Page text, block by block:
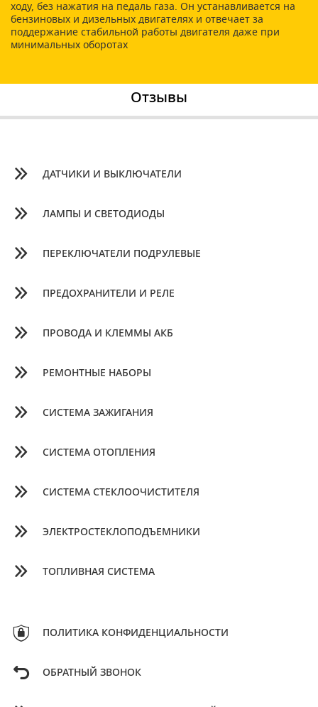
ходу, без нажатия на педаль газа. Он устанавливается на
бензиновых и дизельных двигателях и отвечает за
поддержание стабильной работы двигателя даже при
минимальных оборотах
Отзывы
ДАТЧИКИ И ВЫКЛЮЧАТЕЛИ
ЛАМПЫ И СВЕТОДИОДЫ
ПЕРЕКЛЮЧАТЕЛИ ПОДРУЛЕВЫЕ
ПРЕДОХРАНИТЕЛИ И РЕЛЕ
ПРОВОДА И КЛЕММЫ АКБ
РЕМОНТНЫЕ НАБОРЫ
СИСТЕМА ЗАЖИГАНИЯ
СИСТЕМА ОТОПЛЕНИЯ
СИСТЕМА СТЕКЛООЧИСТИТЕЛЯ
ЭЛЕКТРОСТЕКЛОПОДЪЕМНИКИ
ТОПЛИВНАЯ СИСТЕМА
ПОЛИТИКА КОНФИДЕНЦИАЛЬНОСТИ
ОБРАТНЫЙ ЗВОНОК